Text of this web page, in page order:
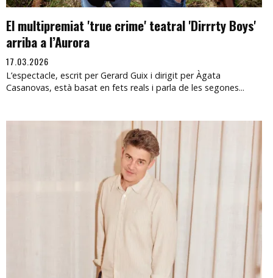
El multipremiat 'true crime' teatral 'Dirrrty Boys'
arriba a l’Aurora
17.03.2026
L’espectacle, escrit per Gerard Guix i dirigit per Àgata
Casanovas, està basat en fets reals i parla de les segones...